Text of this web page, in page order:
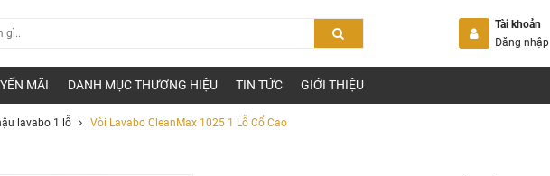
Tài khoản
Đăng nhập
MÃI DANH MỤC THƯƠNG HIỆU TIN TỨC GIỚI THIỆU
lavabo 1 lỗ Vòi Lavabo CleanMax 1025 1 Lỗ Cổ Cao